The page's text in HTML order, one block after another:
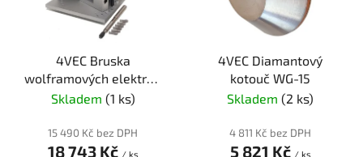
4VEC Bruska
wolframových elektrod
WG-15
Skladem (1 ks)
15 490 Kč bez DPH
18 743 Kč / ks
4VEC Diamantový
kotouč WG-15
Skladem (2 ks)
4 811 Kč bez DPH
5 821 Kč / ks